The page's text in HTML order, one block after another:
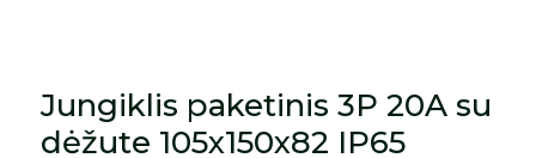
Jungiklis paketinis 3P 20A su
dėžute 105x150x82 IP65